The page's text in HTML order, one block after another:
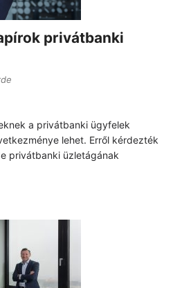
privátbanki
a privátbanki ügyfelek
lehet. Erről kérdezték
privátbanki üzletágának